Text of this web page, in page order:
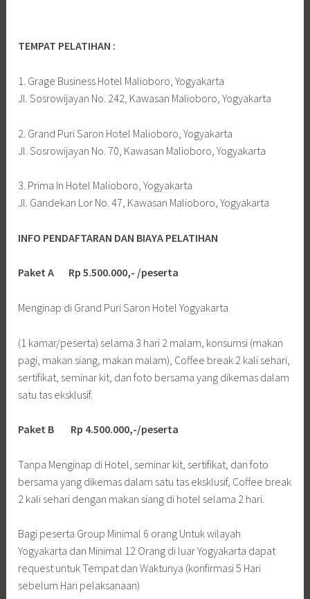
TEMPAT PELATIHAN :
1. Grage Business Hotel Malioboro, Yogyakarta
Jl. Sosrowijayan No. 242, Kawasan Malioboro, Yogyakarta
2. Grand Puri Saron Hotel Malioboro, Yogyakarta
Jl. Sosrowijayan No. 70, Kawasan Malioboro, Yogyakarta
3. Prima In Hotel Malioboro, Yogyakarta
Jl. Gandekan Lor No. 47, Kawasan Malioboro, Yogyakarta
INFO PENDAFTARAN DAN BIAYA PELATIHAN
Paket A Rp 5.500.000,- /peserta
Menginap di Grand Puri Saron Hotel Yogyakarta
(1 kamar/peserta) selama 3 hari 2 malam, konsumsi (makan
pagi, makan siang, makan malam), Coffee break 2 kali sehari,
sertifikat, seminar kit, dan foto bersama yang dikemas dalam
satu tas eksklusif.
Paket B Rp 4.500.000,-/peserta
Tanpa Menginap di Hotel, seminar kit, sertifikat, dan foto
bersama yang dikemas dalam satu tas eksklusif, Coffee break
2 kali sehari dengan makan siang di hotel selama 2 hari.
Bagi peserta Group Minimal 6 orang Untuk wilayah
Yogyakarta dan Minimal 12 Orang di luar Yogyakarta dapat
request untuk Tempat dan Waktunya (konfirmasi 5 Hari
sebelum Hari pelaksanaan)